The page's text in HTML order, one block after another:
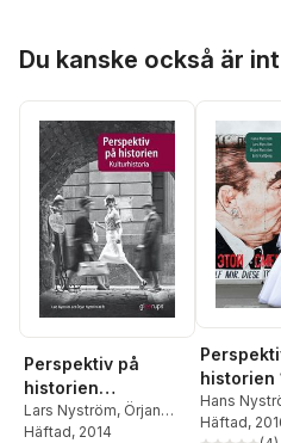
Du kanske också är
Perspektiv på
historien
Kulturhistoria
Lars Nyström, Örjan
Nyström
Häftad, 2014
historien
uppl
Hans
Nyström,
Häftad,